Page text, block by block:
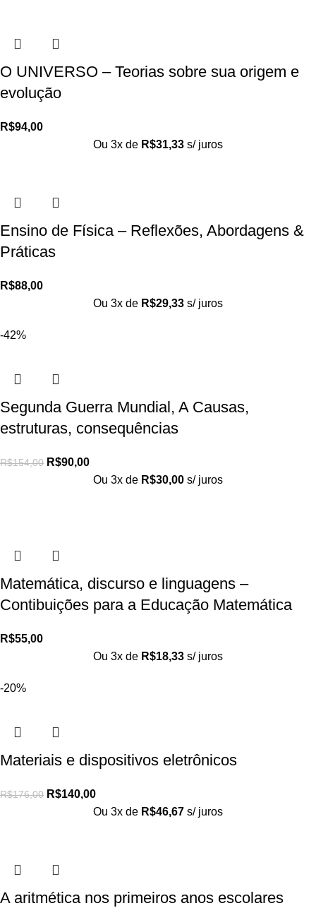
O UNIVERSO – Teorias sobre sua origem e
evolução
R$94,00
Ou 3x de R$31,33 s/ juros
Ensino de Física – Reflexões, Abordagens &
Práticas
R$88,00
Ou 3x de R$29,33 s/ juros
-42%
Segunda Guerra Mundial, A Causas,
estruturas, consequências
R$154,00 R$90,00
Ou 3x de R$30,00 s/ juros
Matemática, discurso e linguagens –
Contibuições para a Educação Matemática
R$55,00
Ou 3x de R$18,33 s/ juros
-20%
Materiais e dispositivos eletrônicos
R$176,00 R$140,00
Ou 3x de R$46,67 s/ juros
A aritmética nos primeiros anos escolares